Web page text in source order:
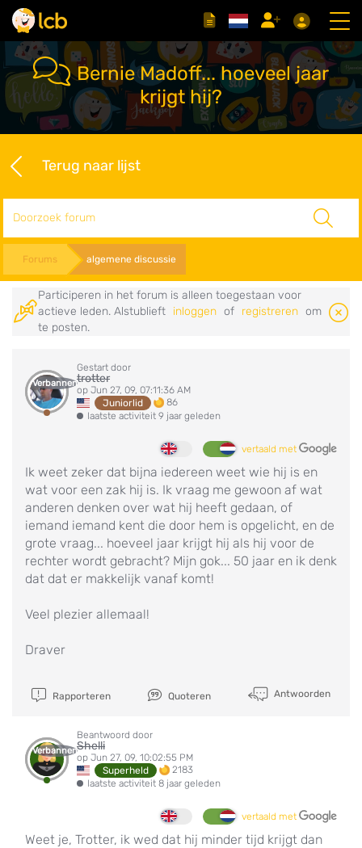
Bernie Madoff... hoeveel jaar
krijgt hij?
Terug naar lijst
Forums algemene discussie
Participeren in het forum is alleen toegestaan voor
actieve leden. Alstublieft inloggen of registreren om
te posten.
Verbannen
Gestart door
trotter
op Jun 27, 09, 07:11:36 AM
Juniorlid
86
laatste activiteit 9 jaar geleden
vertaald met
Ik weet zeker dat bijna iedereen weet wie hij is en
wat voor een zak hij is. Ik vraag me gewoon af wat
anderen denken over wat hij heeft gedaan, of
iemand iemand kent die door hem is opgelicht, en de
grote vraag... hoeveel jaar krijgt hij als hij voor de
rechter wordt gebracht? Mijn gok... 50 jaar en ik denk
dat dat er makkelijk vanaf komt!
Veel plezier allemaal!
Draver
Rapporteren Quoteren Antwoorden
Verbannen
Beantwoord door
Shelli
op Jun 27, 09, 10:02:55 PM
Superheld
2183
laatste activiteit 8 jaar geleden
vertaald met
Weet je, Trotter, ik wed dat hij minder tijd krijgt dan